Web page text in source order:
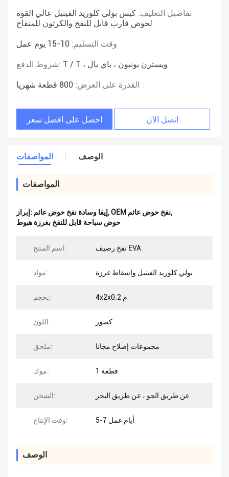
تفاصيل التغليف: كيس بولي كلوريد الفينيل عالي القوة
لحوض قارب قابل للنفخ والكرتون للمنفاخ
وقت التسليم: 10-15 يوم عمل
شروط الدفع: T / T ، ويسترن يونيون ، باي بال
القدرة على العرض: 800 قطعة شهريا
احصل على افضل سعر اتصل الآن
المواصفات الوصف
المواصفات
إبراز: إيفا وسادة نفخ حوض عائم , OEM نفخ حوض عائم,
حوض سباحة قابل للنفخ بغرزة هبوط
اسم المنتج: نفخ رصيف EVA
مواد: بولي كلوريد الفينيل وإسقاط غرزة
بحجم: 4x2x0.2 م
اللون: كصور
ملحق: مجموعات إصلاح مجانا
موك: 1 قطعة
الشحن: عن طريق الجو ، عن طريق البحر
وقت الإنتاج: 5-7 أيام عمل
الوصف